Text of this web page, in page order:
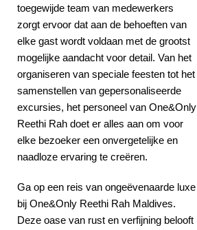
toegewijde team van medewerkers
zorgt ervoor dat aan de behoeften van
elke gast wordt voldaan met de grootst
mogelijke aandacht voor detail. Van het
organiseren van speciale feesten tot het
samenstellen van gepersonaliseerde
excursies, het personeel van One&Only
Reethi Rah doet er alles aan om voor
elke bezoeker een onvergetelijke en
naadloze ervaring te creëren.
Ga op een reis van ongeëvenaarde luxe
bij One&Only Reethi Rah Maldives.
Deze oase van rust en verfijning belooft